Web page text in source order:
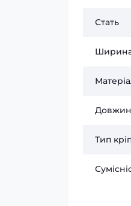
Стать
Тип